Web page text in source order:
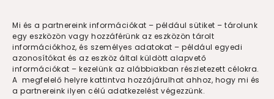
Mi és a partnereink információkat – például sütiket – tárolunk
egy eszközön vagy hozzáférünk az eszközön tárolt
információkhoz, és személyes adatokat – például egyedi
azonosítókat és az eszköz által küldött alapvető
információkat – kezelünk az alábbiakban részletezett célokra.
A megfelelő helyre kattintva hozzájárulhat ahhoz, hogy mi és
a partnereink ilyen célú adatkezelést végezzünk.
Házirendek
Adatkezelési tájékoztató
Adatkezelési tájékoztató – Pályázati felhívás